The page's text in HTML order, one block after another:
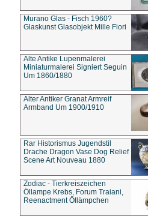
Murano Glas - Fisch 1960?
Glaskunst Glasobjekt Mille Fiori
Alte Antike Lupenmalerei
Miniaturmalerei Signiert Seguin
Um 1860/1880
Alter Antiker Granat Armreif
Armband Um 1900/1910
Rar Historismus Jugendstil
Drache Dragon Vase Dog Relief
Scene Art Nouveau 1880
Zodiac - Tierkreiszeichen
Öllampe Krebs, Forum Traiani,
Reenactment Öllämpchen